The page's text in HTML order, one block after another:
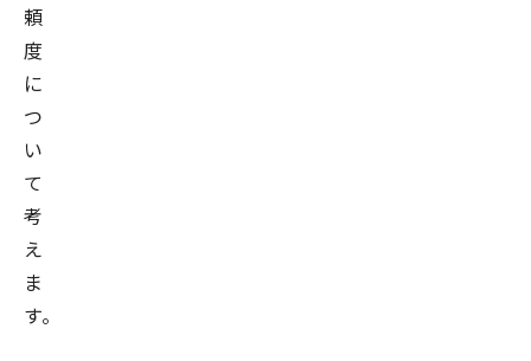
頼
度
に
つ
い
て
考
え
ま
す。